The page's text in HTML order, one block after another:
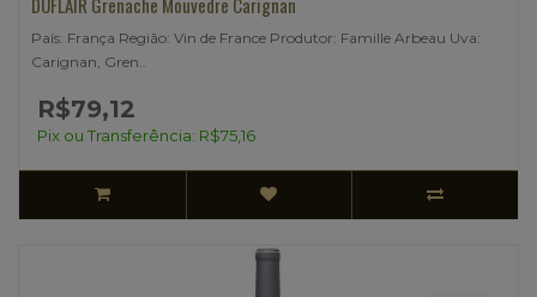
País: França Região: Vin de France Produtor: Famille Arbeau Uva:
Carignan, Gren..
R$79,12
Pix ou Transferência: R$75,16